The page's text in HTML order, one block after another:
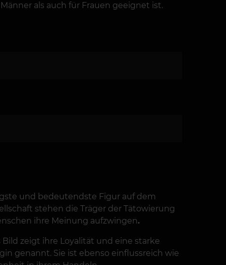
als auch für Frauen geeignet ist.
und bedeutendste Figur auf dem
stehen die Träger der Tätowierung
ihre Meinung aufzwingen.
zeigt ihre Loyalität und eine starke
genannt. Sie ist ebenso einflussreich wie